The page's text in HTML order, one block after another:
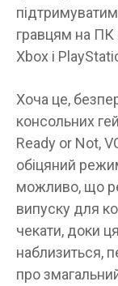
гравцям на ПК
Xbox і
Хоча це,
консольних
Ready or Not,
обіцяний
можливо, що
випуску для
чекати, доки
наблизиться,
про